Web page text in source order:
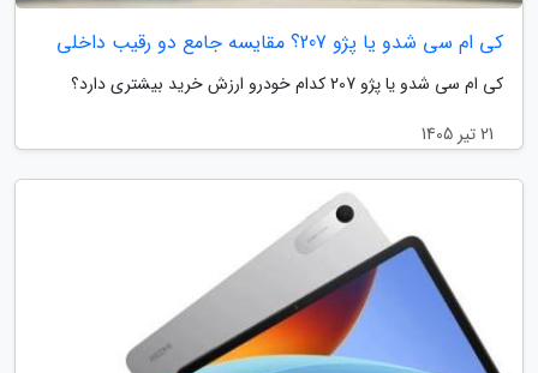
کی ام سی شدو یا پژو 207؟ مقایسه جامع دو رقیب داخلی
کی ام سی شدو یا پژو 207 کدام خودرو ارزش خرید بیشتری دارد؟
21 تیر 1405